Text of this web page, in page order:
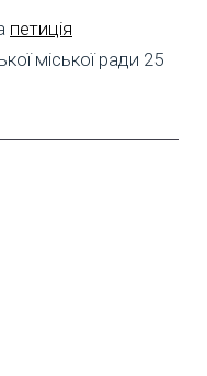
петиція
міської ради 25